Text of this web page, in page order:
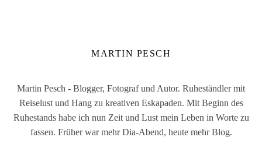
MARTIN PESCH
Martin Pesch - Blogger, Fotograf und Autor. Ruheständler mit
Reiselust und Hang zu kreativen Eskapaden. Mit Beginn des
Ruhestands habe ich nun Zeit und Lust mein Leben in Worte zu
fassen. Früher war mehr Dia-Abend, heute mehr Blog.